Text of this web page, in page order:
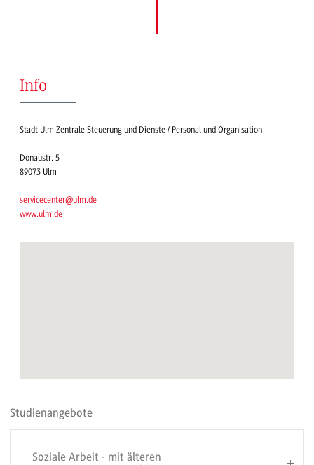
Info
Stadt Ulm Zentrale Steuerung und Dienste / Personal und Organisation
Donaustr. 5
89073 Ulm
servicecenter@ulm.de
www.ulm.de
Studienangebote
Soziale Arbeit - mit älteren